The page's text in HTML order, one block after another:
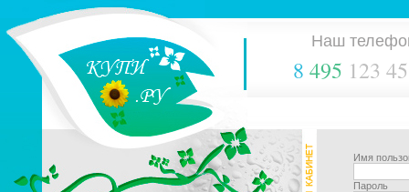
Наш
8 495 123
Имя
Пароль